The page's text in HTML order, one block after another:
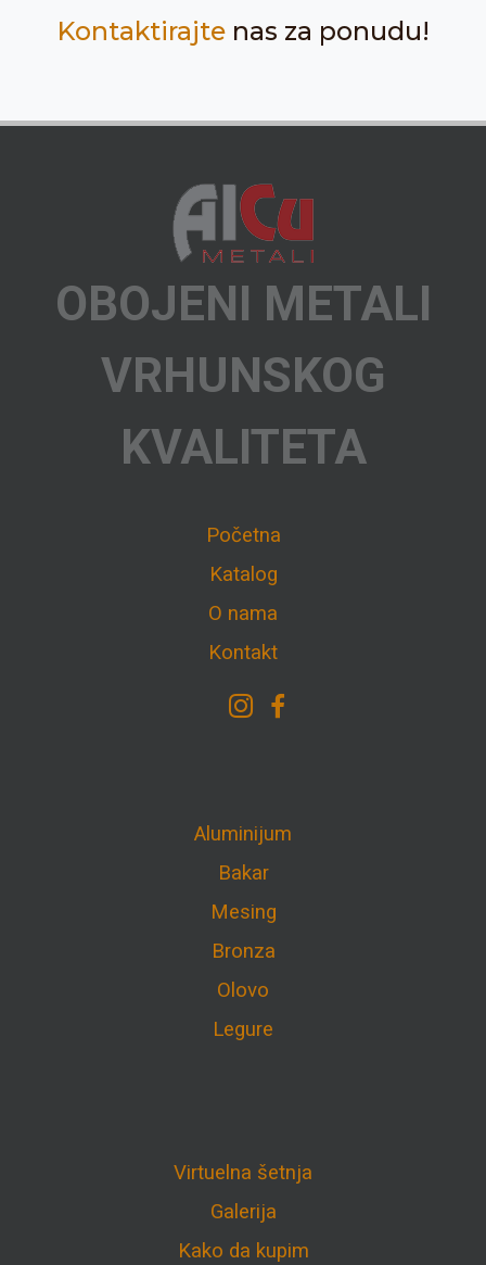
Kontaktirajtenas za ponudu!
OBOJENI METALI
VRHUNSKOG
KVALITETA
Početna
Katalog
O nama
Kontakt
Aluminijum
Bakar
Mesing
Bronza
Olovo
Legure
Virtuelna šetnja
Galerija
Kako da kupim